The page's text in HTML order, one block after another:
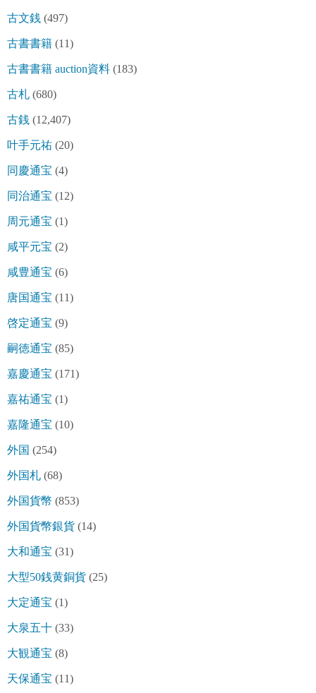
古文銭 (497)
古書書籍 (11)
古書書籍 auction資料 (183)
古札 (680)
古銭 (12,407)
叶手元祐 (20)
同慶通宝 (4)
同治通宝 (12)
周元通宝 (1)
咸平元宝 (2)
咸豊通宝 (6)
唐国通宝 (11)
啓定通宝 (9)
嗣徳通宝 (85)
嘉慶通宝 (171)
嘉祐通宝 (1)
嘉隆通宝 (10)
外国 (254)
外国札 (68)
外国貨幣 (853)
外国貨幣銀貨 (14)
大和通宝 (31)
大型50銭黄銅貨 (25)
大定通宝 (1)
大泉五十 (33)
大観通宝 (8)
天保通宝 (11)